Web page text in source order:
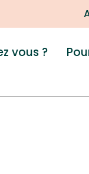
vous ?